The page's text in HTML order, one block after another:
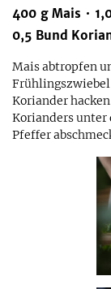
400 g Mais
0,5 Bund
Mais abtropfen
Frühlingszwiebel
Koriander
Korianders unter
Pfeffer